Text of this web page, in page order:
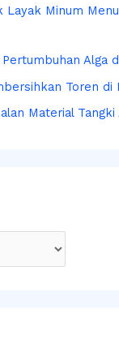
Layak Minum
Alga
Toren di
Material Tangki